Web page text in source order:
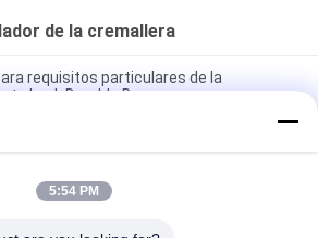
de la cremallera
requisitos particulares de la
Lock Durable Bag
de la cremallera del moldeo a presión
cremallera de la inyección colorida TPU
5:54 PM